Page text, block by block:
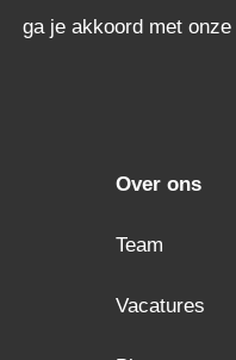
ga je akkoord met onze
Over ons
Team
Vacatures